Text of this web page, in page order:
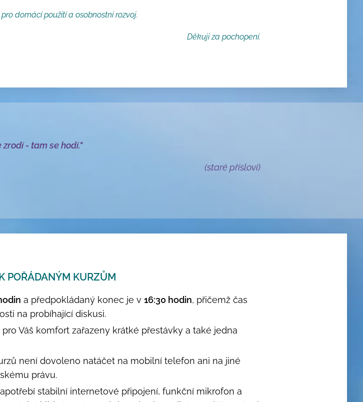
domácí použití a osobnostní rozvoj.
Děkuji za pochopení.
zrodí - tam se hodí."
(staré přísloví)
POŘÁDANÝM KURZŮM
a předpokládaný konec je v 16:30 hodin, přičemž čas
na probíhající diskusi.
Váš komfort zařazeny krátké přestávky a také jedna
není dovoleno natáčet na mobilní telefon ani na jiné
právu.
stabilní internetové připojení, funkční mikrofon a